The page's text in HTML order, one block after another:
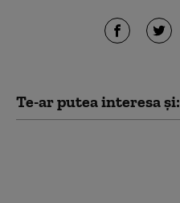
Te-ar putea interesa și: